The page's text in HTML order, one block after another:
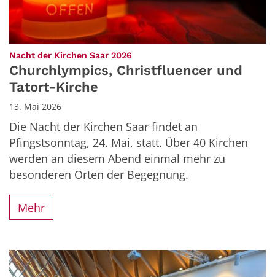
Nacht der Kirchen Saar 2026
Churchlympics, Christfluencer und
Tatort-Kirche
13. Mai 2026
Die Nacht der Kirchen Saar findet an
Pfingstsonntag, 24. Mai, statt. Über 40 Kirchen
werden an diesem Abend einmal mehr zu
besonderen Orten der Begegnung.
Mehr